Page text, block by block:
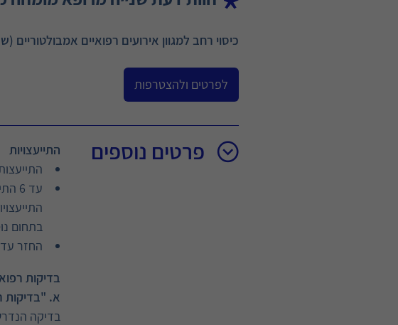
כיסוי רחב למגוון אירועים רפואיים
לפרטים ולהצטרפות
פרטים נוספים
התייעצויות
בתחום
החזר עד 800 ש"ח לייעוץ בהשתתפות עצמית של 20%
בדיקות
א. "בדיקות
בדיקה